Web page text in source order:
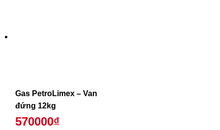
Gas PetroLimex – Van
đứng 12kg
570000₫